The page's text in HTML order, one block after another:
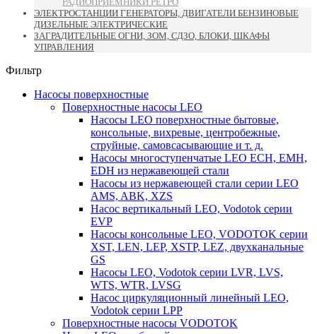
ЭЛЕКТРОСТАНЦИИ ГЕНЕРАТОРЫ, ДВИГАТЕЛИ БЕНЗИНОВЫЕ
ДИЗЕЛЬНЫЕ ЭЛЕКТРИЧЕСКИЕ
ЗАГРАДИТЕЛЬНЫЕ ОГНИ, ЗОМ, СДЗО, БЛОКИ, ШКАФЫ
УПРАВЛЕНИЯ
Фильтр
Насосы поверхностные
Поверхностные насосы LEO
Насосы LEO поверхностные бытовые,
консольные, вихревые, центробежные,
струйные, самовсасывающие и т. д.
Насосы многоступенчатые LEO ECH, EMH,
EDH из нержавеющей стали
Насосы из нержавеющей стали серии LEO
AMS, ABK, XZS
Насос вертикальный LEO, Vodotok серии
EVP
Насосы консольные LEO, VODOTOK серии
XST, LEN, LEP, XSTP, LEZ, двухканальные
GS
Насосы LEO, Vodotok серии LVR, LVS,
WTS, WTR, LVSG
Насос циркуляционный линейный LEO,
Vodotok серии LPP
Поверхностные насосы VODOTOK